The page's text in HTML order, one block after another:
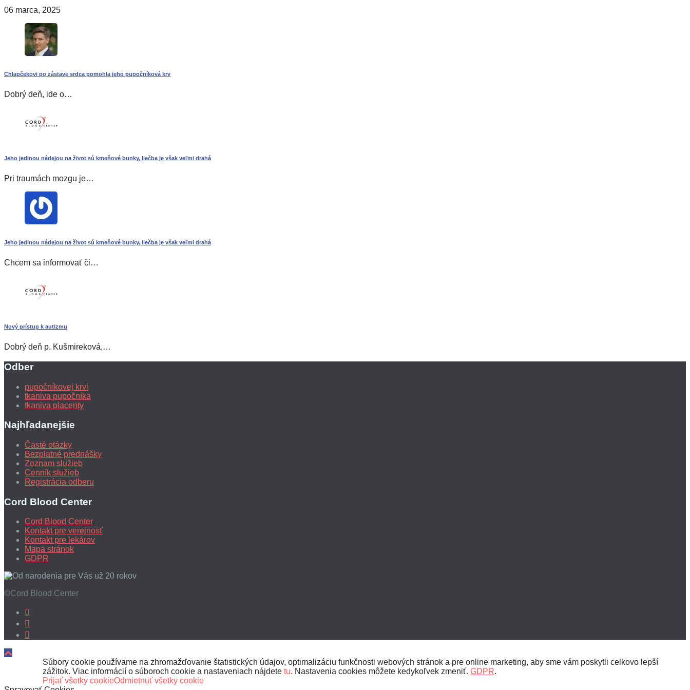
06 marca, 2025
Chlapčekovi po zástave srdca pomohla jeho pupočníková krv
Dobrý deň, ide o…
Jeho jedinou nádejou na život sú kmeňové bunky, liečba je však veľmi drahá
Pri traumách mozgu je…
Jeho jedinou nádejou na život sú kmeňové bunky, liečba je však veľmi drahá
Chcem sa informovať či…
Nový prístup k autizmu
Dobrý deň p. Kušmireková,…
Odber
pupočníkovej krvi
tkaniva pupočníka
tkaniva placenty
Najhľadanejšie
Časté otázky
Bezplatné prednášky
Zoznam služieb
Cenník služieb
Registrácia odberu
Cord Blood Center
Cord Blood Center
Kontakt pre verejnosť
Kontakt pre lekárov
Mapa stránok
GDPR
©Cord Blood Center
Súbory cookie používame na zhromažďovanie štatistických údajov, optimalizáciu funkčnosti webových stránok a pre online marketing, aby sme vám poskytli celkovo lepší
zážitok. Viac informácií o súboroch cookie a nastaveniach nájdete tu. Nastavenia cookies môžete kedykoľvek zmeniť. GDPR.
Prijať všetky cookieOdmietnuť všetky cookie